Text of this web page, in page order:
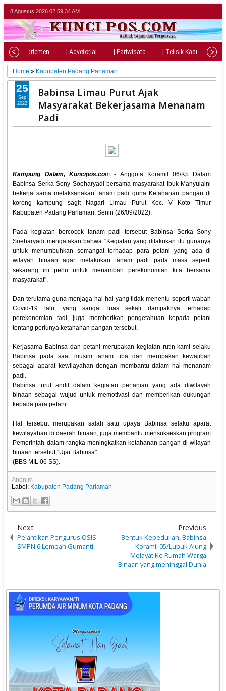
8 Agustus 2026 02:59:35 AM
| Parlemen | Advetorial | Pariwisata | Telisik Kasus
Home » Kabupaten Padang Pariaman
Babinsa Limau Purut Ajak
Masyarakat Bekerjasama Menanam
Padi
Kampung Dalam, Kuncipos.com - Anggota Koramil 06/Kp Dalam
Babinsa Serka Sony Soeharyadi bersama masyarakat Ibuk Mahyulaini
bekerja sama melaksanakan tanam padi guna Ketahanan pangan di
korong kampung sagit Nagari Limau Purut Kec. V Koto Timur
Kabupaten Padang Pariaman, Senin (26/09/2022).
Pada kegiatan bercocok tanam padi tersebut Babinsa Serka Sony
Soeharyadi mengatakan bahwa "Kegiatan yang dilakukan itu gunanya
untuk menumbuhkan semangat terhadap para petani yang ada di
wilayah binaan agar melakukan tanam padi pada masa seperti
sekarang ini perlu untuk menambah perekonomian kita bersama
masyarakat",
Dan terutama guna menjaga hal-hal yang tidak menentu seperti wabah
Covid-19 lalu, yang sangat luas sekali dampaknya terhadap
perekonomian tadi, juga memberikan pengetahuan kepada petani
tentang perlunya ketahanan pangan tersebut.
Kerjasama Babinsa dan petani merupakan kegiatan rutin kami selaku
Babinsa pada saat musim tanam tiba dan merupakan kewajiban
sebagai aparat kewilayahan dengan membantu dalam hal menanam
padi.
Babinsa turut andil dalam kegiatan pertanian yang ada diwilayah
binaan sebagai wujud untuk memotivasi dan memberikan dukungan
kepada para petani.
Hal tersebut merupakan salah satu upaya Babinsa selaku aparat
kewilayahan di daerah binaan, juga membantu mensukseskan program
Pemerintah dalam rangka meningkatkan ketahanan pangan di wilayah
binaan tersebut,"Ujar Babinsa".
(BBS MIL 06 SS).
25
Sep
2022
Anonim
Label: Kabupaten Padang Pariaman
Next
Pelantikan Pengurus OSIS
SMPN 6 Lembah Gumanti
Previous
Bentuk Kepedulian, Babinsa
Koramil 05/Lubuk Alung
Melayat Ke Rumah Warga
Binaan yang meninggal Dunia